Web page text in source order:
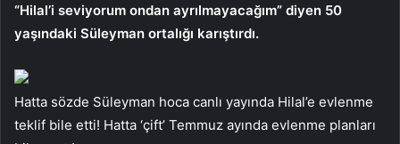
“Hilal’i seviyorum ondan ayrılmayacağım” diyen 50
yaşındaki Süleyman ortalığı karıştırdı.
Hatta sözde Süleyman hoca canlı yayında Hilal’e evlenme
teklif bile etti! Hatta ‘çift’ Temmuz ayında evlenme planları